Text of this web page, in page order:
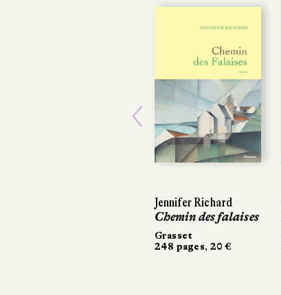
Jennifer Richard
Chemin des falaises
Grasset
248 pages, 20 €
Previous